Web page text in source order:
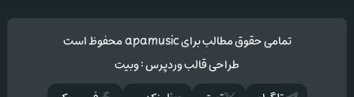
تمامی حقوق مطالب برای apamusic محفوظ است
طراحی قالب وردپرس:وبیت